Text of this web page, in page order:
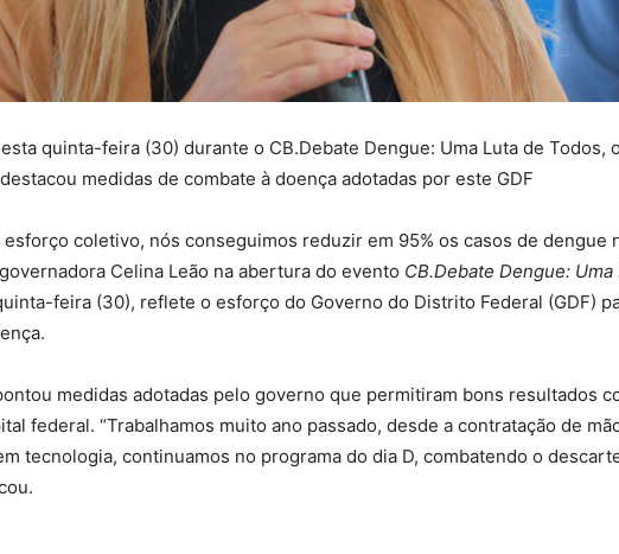
quinta-feira (30) durante o CB.Debate Dengue: Uma Luta de Todos,
medidas de combate à doença adotadas por este GDF
esforço coletivo, nós conseguimos reduzir em 95% os casos de dengue
Celina Leão na abertura do evento CB.Debate Dengue: Uma
feira (30), reflete o esforço do Governo do Distrito Federal (GDF)
medidas adotadas pelo governo que permitiram bons resultados
federal. “Trabalhamos muito ano passado, desde a contratação de
tecnologia, continuamos no programa do dia D, combatendo o